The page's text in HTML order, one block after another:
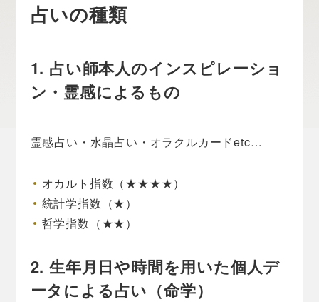
占いの種類
1. 占い師本人のインスピレーショ
ン・霊感によるもの
霊感占い・水晶占い・オラクルカードetc…
オカルト指数（★★★★）
統計学指数（★）
哲学指数（★★）
2. 生年月日や時間を用いた個人デ
ータによる占い（命学）